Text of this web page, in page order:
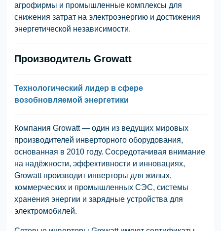
агрофирмы и промышленные комплексы для
снижения затрат на электроэнергию и достижения
энергетической независимости.
Производитель Growatt
Технологический лидер в сфере
возобновляемой энергетики
Компания Growatt — один из ведущих мировых
производителей инверторного оборудования,
основанная в 2010 году. Сосредотачивая внимание
на надёжности, эффективности и инновациях,
Growatt производит инверторы для жилых,
коммерческих и промышленных СЭС, системы
хранения энергии и зарядные устройства для
электромобилей.